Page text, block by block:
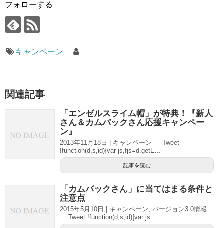
フォローする
キャンペーン
関連記事
「エンゼルスライム帽」が特典！『新人
さん＆カムバックさん応援キャンペー
ン』
2013年11月18日 | キャンペーン Tweet
!function(d,s,id){var js,fjs=d.getE...
記事を読む
「カムバックさん」に当てはまる条件と
注意点
2015年5月10日 | キャンペーン, バージョン3.0情報
Tweet !function(d,s,id){var js...